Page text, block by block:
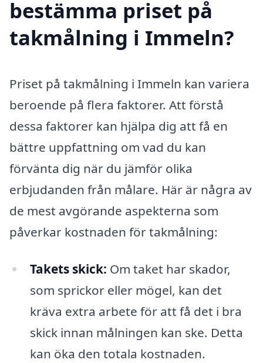
bestämma priset på
takmålning i Immeln?
Priset på takmålning i Immeln kan variera
beroende på flera faktorer. Att förstå
dessa faktorer kan hjälpa dig att få en
bättre uppfattning om vad du kan
förvänta dig när du jämför olika
erbjudanden från målare. Här är några av
de mest avgörande aspekterna som
påverkar kostnaden för takmålning:
Takets skick: Om taket har skador,
som sprickor eller mögel, kan det
kräva extra arbete för att få det i bra
skick innan målningen kan ske. Detta
kan öka den totala kostnaden.